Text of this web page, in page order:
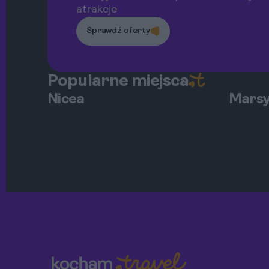
atrakcje
Sprawdź oferty
Popularne miejsca
Nicea